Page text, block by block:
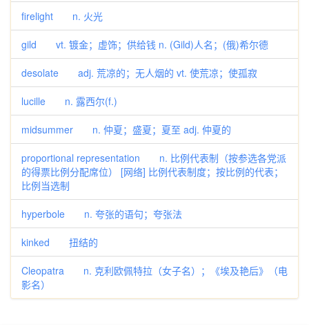
firelight n. 火光
gild vt. 镀金；虚饰；供给钱 n. (Gild)人名；(俄)希尔德
desolate adj. 荒凉的；无人烟的 vt. 使荒凉；使孤寂
lucille n. 露西尔(f.)
midsummer n. 仲夏；盛夏；夏至 adj. 仲夏的
proportional representation n. 比例代表制（按参选各党派
的得票比例分配席位） [网络] 比例代表制度；按比例的代表；
比例当选制
hyperbole n. 夸张的语句；夸张法
kinked 扭结的
Cleopatra n. 克利欧佩特拉（女子名）；《埃及艳后》（电
影名）